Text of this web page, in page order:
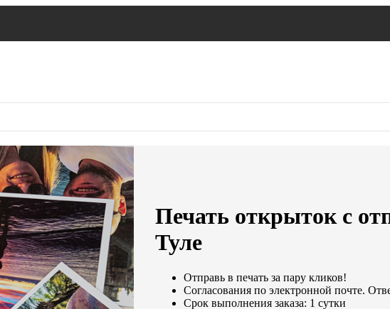
Печать открыток с
Туле
Отправь в печать за пару кликов!
Согласования по электронной почте.
Срок выполнения заказа: 1 сутки